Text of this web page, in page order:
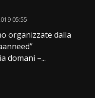
05:55
organizzate dalla
domani –...